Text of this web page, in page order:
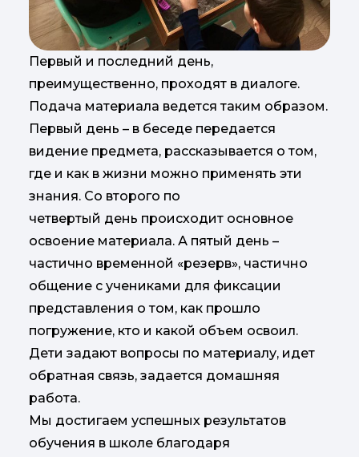
Первый и последний день,
преимущественно, проходят в диалоге.
Подача материала ведется таким образом.
Первый день – в беседе передается
видение предмета, рассказывается о том,
где и как в жизни можно применять эти
знания. Со второго по
четвертый день происходит основное
освоение материала. А пятый день –
частично временной «резерв», частично
общение с учениками для фиксации
представления о том, как прошло
погружение, кто и какой объем освоил.
Дети задают вопросы по материалу, идет
обратная связь, задается домашняя
работа.
Мы достигаем успешных результатов
обучения в школе благодаря